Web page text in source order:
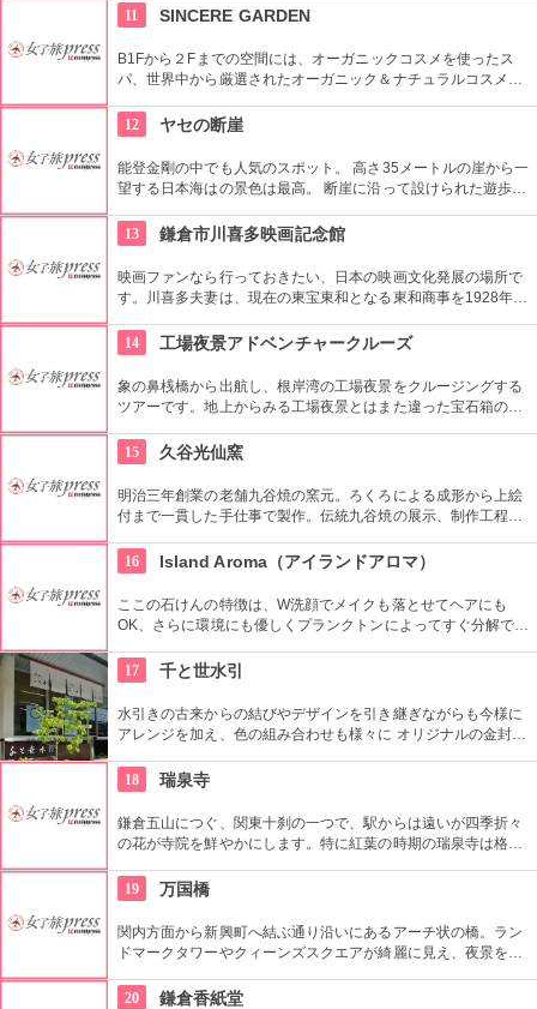
て、お祝いやお土産にも最適の一品です！使うほどに味わいが
増す銅食器もお勧めです。
11 SINCERE GARDEN
B1Fから２Fまでの空間には、オーガニックコスメを使ったス
パ、世界中から厳選されたオーガニック＆ナチュラルコスメを
り、心も体もリフレッシュできます。
12 ヤセの断崖
能登金剛の中でも人気のスポット。 高さ35メートルの崖から一
望する日本海はの景色は最高。 断崖に沿って設けられた遊歩道
みよう。
13 鎌倉市川喜多映画記念館
映画ファンなら行っておきたい、日本の映画文化発展の場所で
す。川喜多夫妻は、現在の東宝東和となる東和商事を1928年に
せました。記念館はご夫妻の旧居住地に2010年、新たに建設さ
れました。貴重な映画関係の資料が展示されている他、著名人
によるトークイベントなどもお見逃しなく！
14 工場夜景アドベンチャークルーズ
象の鼻桟橋から出航し、根岸湾の工場夜景をクルージングする
ツアーです。地上からみる工場夜景とはまた違った宝石箱のよ
き、さらにロマンチックな演出をかもし出しています。
15 久谷光仙窯
明治三年創業の老舗九谷焼の窯元。ろくろによる成形から上絵
付まで一貫した手仕事で製作。伝統九谷焼の展示、制作工程の
16
Island Aroma（アイランドアロマ）
ここの石けんの特徴は、W洗顔でメイクも落とせてヘアにも
OK、さらに環境にも優しくプランクトンによってすぐ分解でき
容へやさしく働きかけます。高温多湿な気候で育った沖縄の素
材はミネラルや植物が上質なので、沖縄のカルシウムや石灰を
含む硬水でも泡が耐えられるように作られています。
17 千と世水引
水引きの古来からの結びやデザインを引き継ぎながらも今様に
アレンジを加え、色の組み合わせも様々に オリジナルの金封、
プレゼントに。
18 瑞泉寺
鎌倉五山につぐ、関東十刹の一つで、駅からは遠いが四季折々
の花が寺院を鮮やかにします。特に紅葉の時期の瑞泉寺は格別
たいところです。
19 万国橋
関内方面から新興町へ結ぶ通り沿いにあるアーチ状の橋。ラン
ドマークタワーやクィーンズスクエアが綺麗に見え、夜景を楽
ともあり、有名。
20 鎌倉香紙堂